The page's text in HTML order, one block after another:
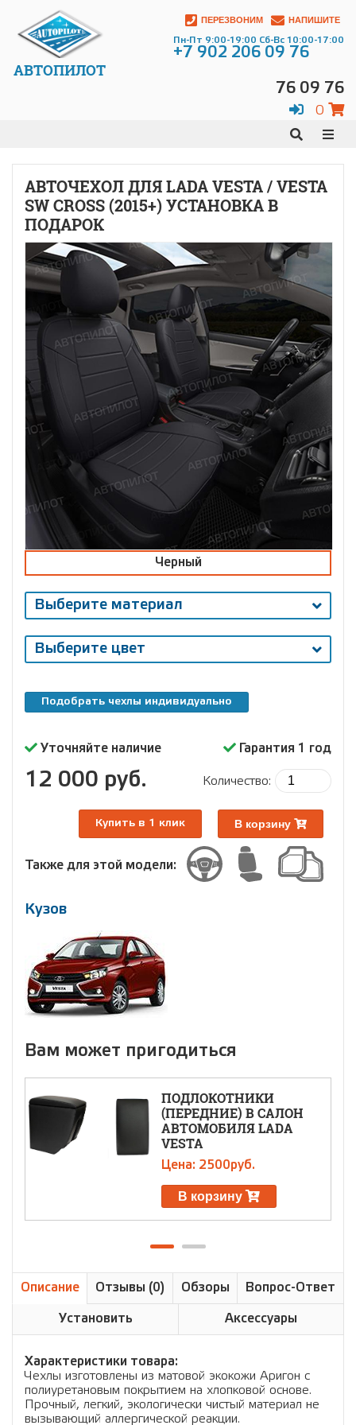
АВТОПИЛОТ
ПЕРЕЗВОНИМ НАПИШИТЕ
Пн-Пт 9:00-19:00 Сб-Вс 10:00-17:00
+7 902 206 09 76
76 09 76
0
АВТОЧЕХОЛ ДЛЯ LADA VESTA / VESTA
SW CROSS (2015+) УСТАНОВКА В
ПОДАРОК
Черный
Выберите материал
Выберите цвет
Подобрать чехлы индивидуально
Кузов
Уточняйте наличие Гарантия 1 год
12 000 руб. Количество:
Купить в 1 клик В корзину
Также для этой модели:
Вам может пригодиться
ПОДЛОКОТНИКИ
(ПЕРЕДНИЕ) В САЛОН
АВТОМОБИЛЯ LADA
VESTA
Цена: 2500руб.
В корзину
Описание Отзывы (0) Обзоры Вопрос-Ответ
Установить Аксессуары
Характеристики товара:
Чехлы изготовлены из матовой экокожи Аригон с
полиуретановым покрытием на хлопковой основе.
Прочный, легкий, экологически чистый материал не
вызывающий аллергической реакции.